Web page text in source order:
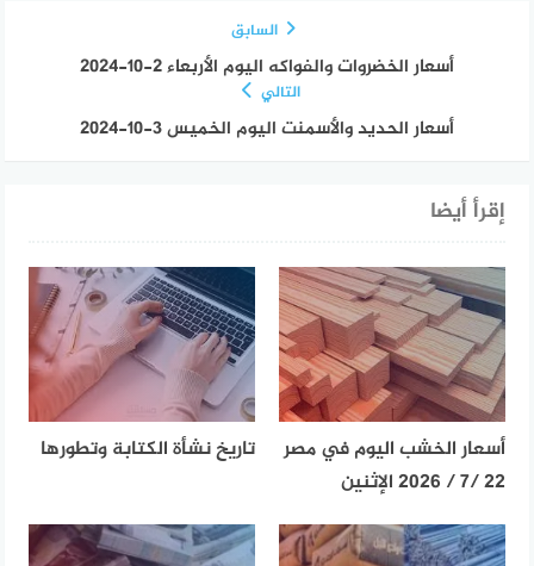
السابق
أسعار الخضروات والفواكه اليوم الأربعاء 2-10-2024
التالي
أسعار الحديد والأسمنت اليوم الخميس 3-10-2024
إقرأ أيضا
أسعار الخشب اليوم في مصر
22 /7 / 2026 الإثنين
تاريخ نشأة الكتابة وتطورها